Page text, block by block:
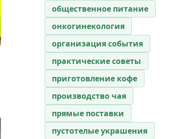
общественное питание
онкогинекология
организация события
практические советы
приготовление кофе
производство чая
прямые поставки
пустотелые украшения